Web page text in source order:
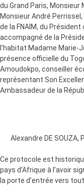
du Grand Paris, Monsieur
Monsieur André
de la FNAIM, du Président
accompagné de la
l’habitat Madame Marie-
présence officielle du
Amoudokpo, conseiller
représentant Son
Ambassadeur de la
Alexandre DE SOUZA,
Ce protocole est
pays d’Afrique à l’avoir
la porte d’entrée vers